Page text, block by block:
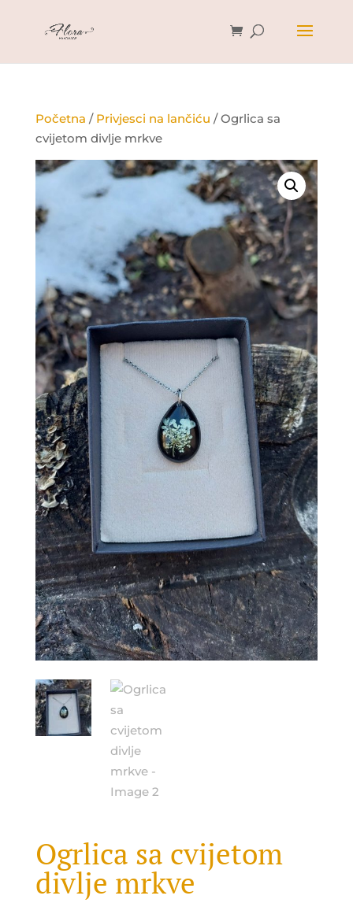
Početna / Privjesci na lančiću / Ogrlica sa
cvijetom divlje mrkve
Ogrlica sa cvijetom
divlje mrkve